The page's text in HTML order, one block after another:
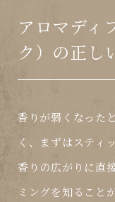
アロマディ
ク）の正し
香りが弱くなった
く、 まずはスティ
香りの広がりに直
ミングを知ること